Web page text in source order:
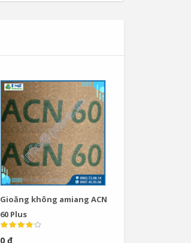
Gioăng không amiang ACN
60 Plus
0 đ